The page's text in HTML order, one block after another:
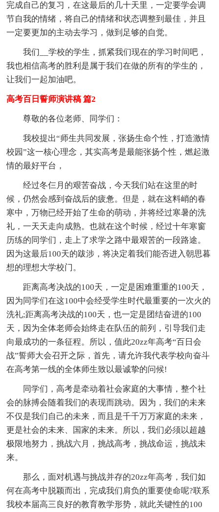
完成自己的复习，在这最后的几十天里，一定要学会调
节自我的情绪，将自己的情绪和状态调整到最佳，并且
一定要更加的主动去学习，做到足够的自觉。
我们__学校的学生，抓紧我们现在的学习时间吧，
我也相信高考的胜利是属于我们在做的所有的学生的，
让我们一起加油吧。
高考百日誓师演讲稿 篇2
尊敬的各位老师、同学们：
我校提出“师生共同发展，张扬生命个性，打造激情
校园”这一核心理念，其实高考是最能张扬个性，燃起激
情的最好平台，
经过冬仨月的艰苦奋战，今天我们站在这里的时
候，仍然会感到奋战后的疲惫。但是，就在这料峭的春
寒中，万物已经开始了生命的萌动，并将经过寒暑的洗
礼，一天天走向成熟。也就在这个时候，经过十年寒窗
历练的同学们，走上了求学之路中最艰苦的一段路途。
因为这最后100天的跋涉，将决定着我们能否进入朝思暮
想的理想大学校门。
距离高考决战的100天，一定是困难重重的100天，
因为同学们在这100中会经受学生时代最重要的一次火的
洗礼;距离高考决战的100天，也一定是团结奋进的100
天，因为全体老师会始终走在队伍的前列，引导我们走
向最成功的一条征程。所以，值此20zz年高考“百日会
战”誓师大会召开之际，首先，请允许我代表学校向奋斗
在高考第一线的全体师生致以最诚挚的问候!
同学们，高考是牵动着社会家庭的大事情，整个社
会的脉搏会随着我们的表现而跳动。因为，我们的未来
不仅是我们自己的未来，而且是千千万万家庭的未来，
更是社会的未来、国家的未来。所以，我们必须以超越
极限地努力，挑战六月，挑战高考，挑战命运，挑战未
来。
那么，面对机遇与挑战并存的20zz年高考，我们如
何在高考中脱颖而出，完成我们肩负的重要使命呢?联系
我校本届高三良好的教育教学形势，就此关键性的100